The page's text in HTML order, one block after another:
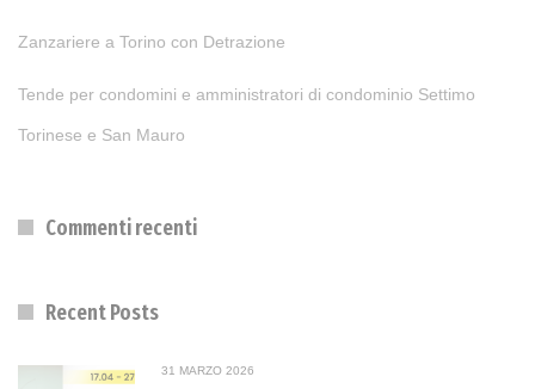
Zanzariere a Torino con Detrazione
Tende per condomini e amministratori di condominio Settimo
Torinese e San Mauro
Commenti recenti
Recent Posts
31 MARZO 2026